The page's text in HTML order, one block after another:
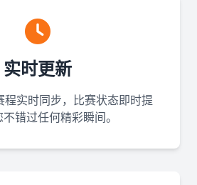
实时更新
程实时同步，比赛状态即时提
错过任何精彩瞬间。